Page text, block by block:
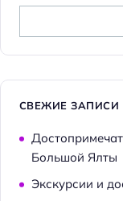
СВЕЖИЕ ЗАПИСИ
Большой Ялты
Экскурсии и